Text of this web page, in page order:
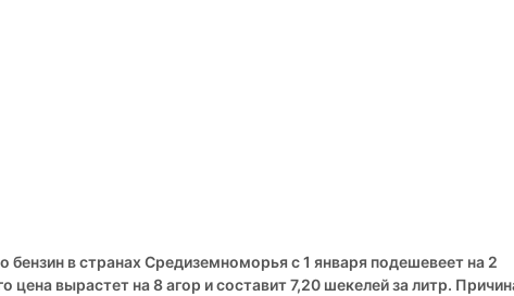
бензин в странах Средиземноморья с 1 января подешевеет на 2
цена вырастет на 8 агор и составит 7,20 шекелей за литр.